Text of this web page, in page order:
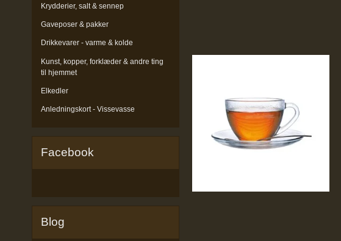
Krydderier, salt & sennep
Gaveposer & pakker
Drikkevarer - varme & kolde
Kunst, kopper, forklæder & andre ting
til hjemmet
Elkedler
Anledningskort - Vissevasse
Facebook
Blog